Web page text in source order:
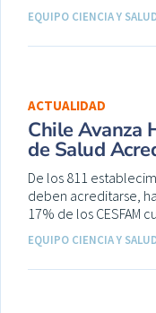
EQUIPO CIENCIA Y
ACTUALIDAD
Chile Avanza
de Salud
De los 811
deben acreditarse,
17% de los CESFAM
EQUIPO CIENCIA Y